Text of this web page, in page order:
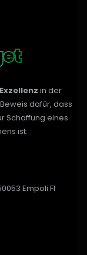
Exzellenz in der
dafür, dass
Schaffung eines
ist.
Empoli FI